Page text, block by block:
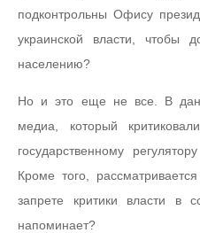
подконтрольны Офису
украинской власти, чтобы
населению?
Но и это еще не все. В
медиа, который
государственному
Кроме того,
запрете критики власти в
напоминает?